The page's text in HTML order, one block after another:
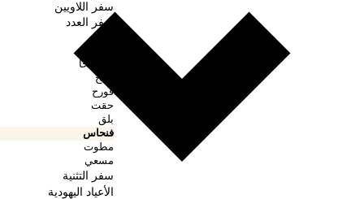
سفر اللاويين
سفر العدد
بمدبر
بهعلوتخا
شلح
قورح
حقت
بلق
فنحاس
مطوت
مسعي
سفر التثنية
الأعياد اليهودية